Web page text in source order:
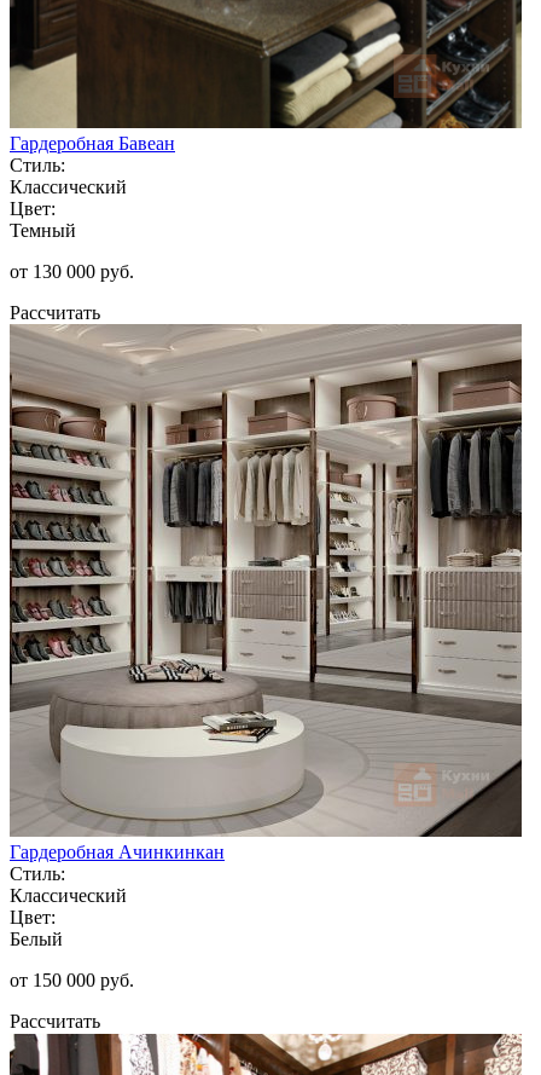
Гардеробная Бавеан
Стиль:
Классический
Цвет:
Темный
от 130 000 руб.
Рассчитать
Гардеробная Ачинкинкан
Стиль:
Классический
Цвет:
Белый
от 150 000 руб.
Рассчитать